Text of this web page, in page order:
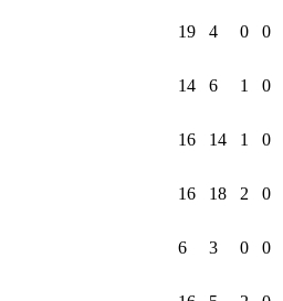
19 4 0 0
14 6 1
0
16 14 1 0
16 18 2
0
6 3 0 0